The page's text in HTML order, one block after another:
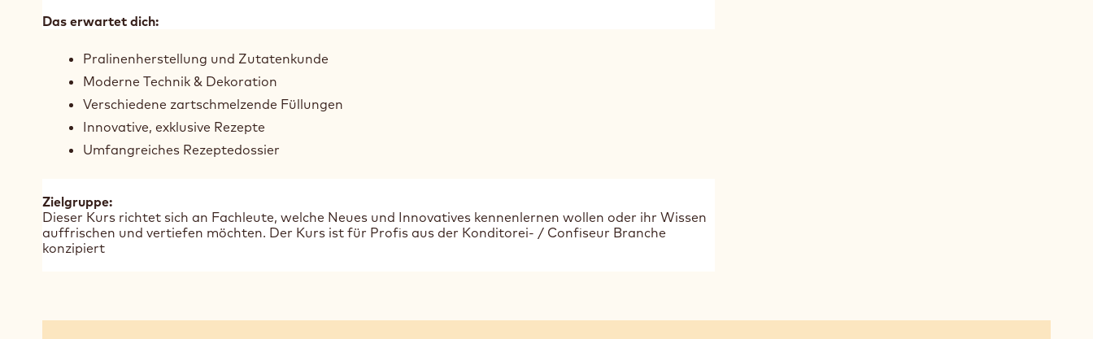
Das erwartet dich:
Pralinenherstellung und Zutatenkunde
Moderne Technik & Dekoration
Verschiedene zartschmelzende Füllungen
Innovative, exklusive Rezepte
Umfangreiches Rezeptedossier
Zielgruppe:
Dieser Kurs richtet sich an Fachleute, welche Neues und Innovatives kennenlernen wollen oder ihr Wissen
auffrischen und vertiefen möchten. Der Kurs ist für Profis aus der Konditorei- / Confiseur Branche
konzipiert